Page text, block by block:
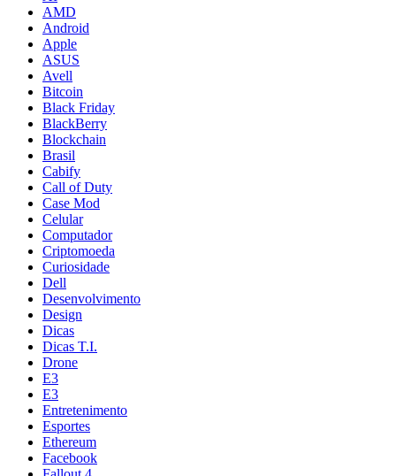
AMD
Android
Apple
ASUS
Avell
Bitcoin
Black Friday
BlackBerry
Blockchain
Brasil
Cabify
Call of Duty
Case Mod
Celular
Computador
Criptomoeda
Curiosidade
Dell
Desenvolvimento
Design
Dicas
Dicas T.I.
Drone
E3
E3
Entretenimento
Esportes
Ethereum
Facebook